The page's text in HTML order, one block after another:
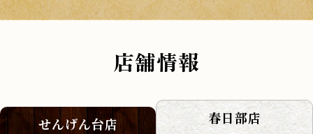
店舗情報
せんげん台店 春日部店